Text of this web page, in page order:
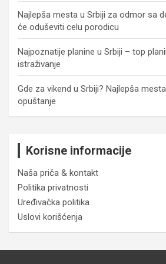
Najlepša mesta u Srbiji za odmor sa
će oduševiti celu porodicu
Najpoznatije planine u Srbiji – top
istraživanje
Gde za vikend u Srbiji? Najlepša
opuštanje
Korisne informacije
Naša priča & kontakt
Politika privatnosti
Uređivačka politika
Uslovi korišćenja